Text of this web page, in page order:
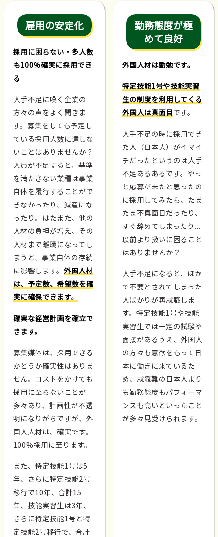
雇用の安定化
採用に困らない・多人数
も100%確実に採用でき
る
人手不足に嘆く企業の
方々の声をよく聞きま
す。募集をしても予定し
ている採用人数に達しな
いことはありませんか？
人員が不足すると、基準
を満たさない業種は事業
自体を履行することがで
きなかったり、減産にな
ったり。はたまた、他の
人材の負担が増え、その
人材まで離職になってし
まうと、事業自体の存続
に影響します。 外国人材
は、予定数、希望数を確
実に確保できます。
確実な経営計画を確立で
きます。
募集媒体は、採用できる
かどうか確実性はありま
せん。コストをかけても
採用に至らないことが
多々あり、計画性が不透
明になりがちですが、外
国人人材は、確実です。
100%採用に至ります。
また、特定技能1号は5
年、さらに特定技能2号
移行で10年、合計15
年、技能実習生は3年、
さらに特定技能1号と特
定技能2号移行で、合計
勤務態度が極
めて良好
外国人材は勤勉です。
特定技能1号や技能実習
生の制度を利用してくる
外国人は真面目です。
人手不足の時に採用でき
た人（日本人）がイマイ
チだったというのは人手
不足あるあるです。やっ
と応募が来たと思ったの
に採用してみたら、たま
たま不真面目だったり、
すぐ辞めてしまったり...
以前より扱いに困ること
はありませんか？
人手不足になると、ほか
で不要とされてしまった
人ばかりが再就職しま
す。特定技能1号や技能
実習生では一定の試験や
面接があるうえ、外国人
の方々も意欲をもって日
本に働きに来ているた
め、就職難の日本人より
も勤務態度もパフォーマ
ンスも高いといったこと
が多々見受けられます。